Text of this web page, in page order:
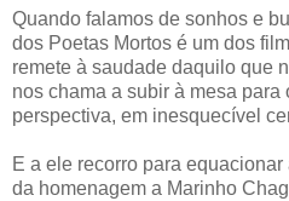
Quando falamos de sonhos e
dos Poetas Mortos é um dos
remete à saudade daquilo que
nos chama a subir à mesa para
perspectiva, em inesquecível
E a ele recorro para
da homenagem a Marinho